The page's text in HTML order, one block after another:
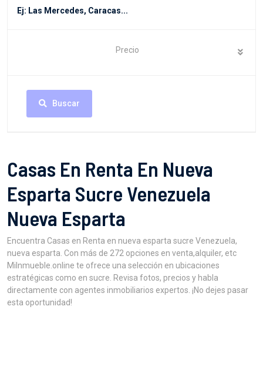
Precio
Buscar
Casas En Renta En Nueva
Esparta Sucre Venezuela
Nueva Esparta
Encuentra Casas en Renta en nueva esparta sucre Venezuela,
nueva esparta. Con más de 272 opciones en venta,alquiler, etc
MiInmueble.online te ofrece una selección en ubicaciones
estratégicas como en sucre. Revisa fotos, precios y habla
directamente con agentes inmobiliarios expertos. ¡No dejes pasar
esta oportunidad!